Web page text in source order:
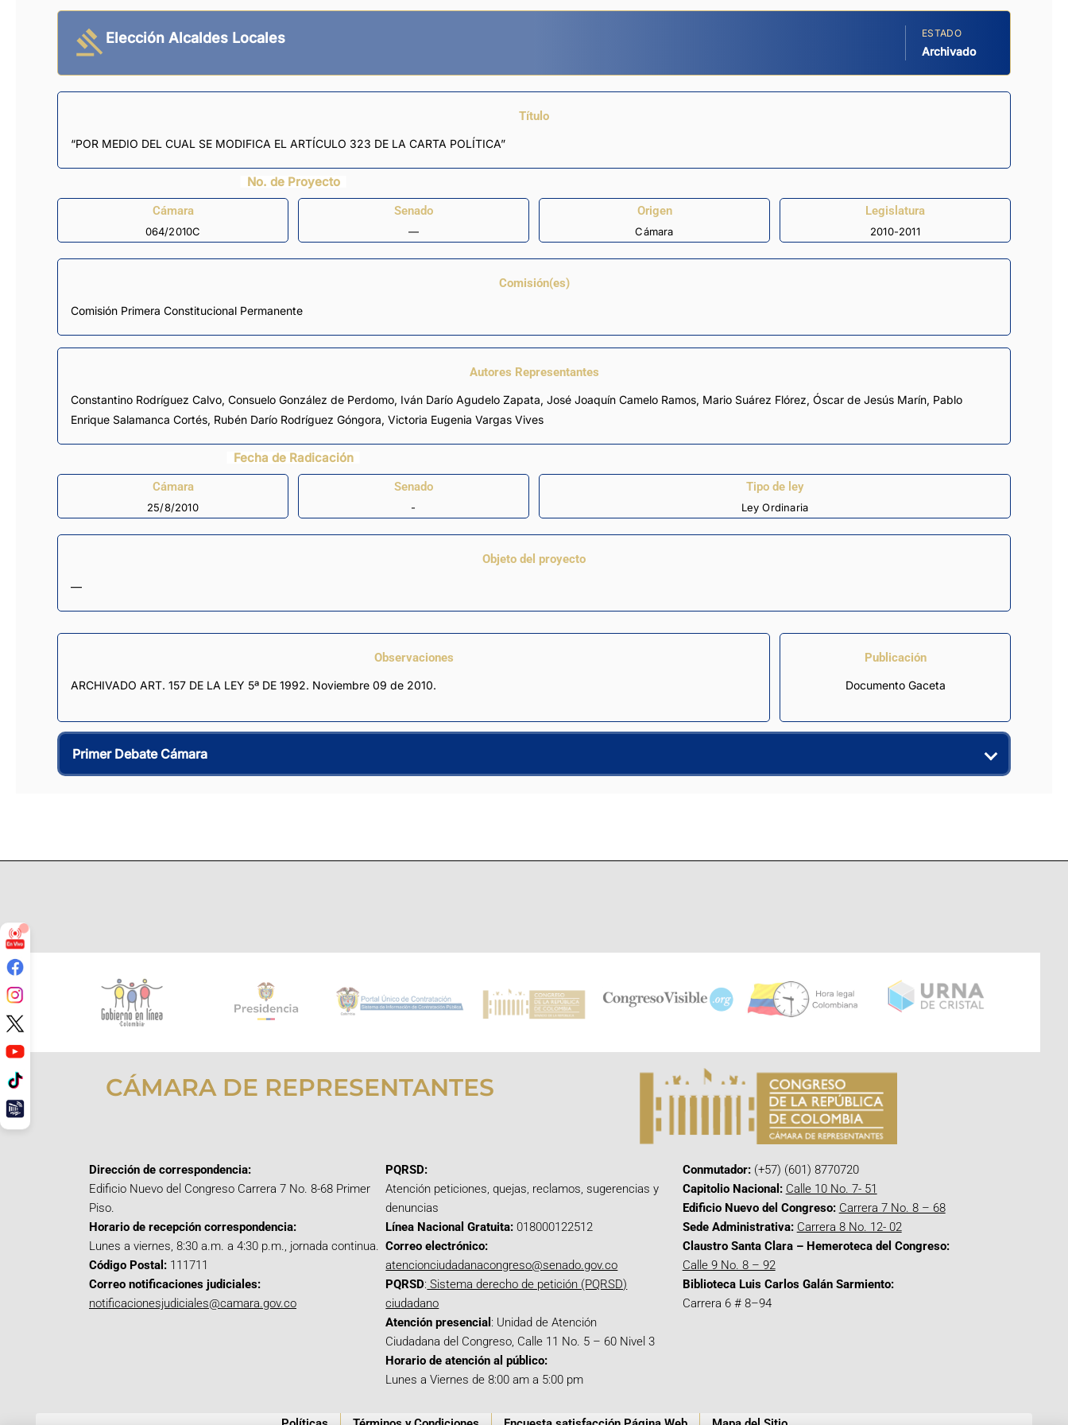
Elección Alcaldes Locales ESTADO
Archivado
Título
“POR MEDIO DEL CUAL SE MODIFICA EL ARTÍCULO 323 DE LA CARTA POLÍTICA”
No. de Proyecto
Cámara
064/2010C
Senado
—
Origen
Cámara
Legislatura
2010-2011
Comisión(es)
Comisión Primera Constitucional Permanente
Autores Representantes
Constantino Rodríguez Calvo, Consuelo González de Perdomo, Iván Darío Agudelo Zapata, José Joaquín Camelo Ramos, Mario Suárez Flórez, Óscar de Jesús Marín, Pablo
Enrique Salamanca Cortés, Rubén Darío Rodríguez Góngora, Victoria Eugenia Vargas Vives
Fecha de Radicación
Cámara
25/8/2010
Senado
-
Tipo de ley
Ley Ordinaria
Objeto del proyecto
—
Observaciones
ARCHIVADO ART. 157 DE LA LEY 5ª DE 1992. Noviembre 09 de 2010.
Publicación
Documento Gaceta
Primer Debate Cámara
CÁMARA DE REPRESENTANTES
Dirección de correspondencia:
Edificio Nuevo del Congreso Carrera 7 No. 8-68 Primer
Piso.
Horario de recepción correspondencia:
Lunes a viernes, 8:30 a.m. a 4:30 p.m., jornada continua.
Código Postal: 111711
Correo notificaciones judiciales:
notificacionesjudiciales@camara.gov.co
PQRSD:
Atención peticiones, quejas, reclamos, sugerencias y
denuncias
Línea Nacional Gratuita: 018000122512
Correo electrónico:
atencionciudadanacongreso@senado.gov.co
PQRSD: Sistema derecho de petición (PQRSD)
ciudadano
Atención presencial : Unidad de Atención
Ciudadana del Congreso, Calle 11 No. 5 – 60 Nivel 3
Horario de atención al público:
Lunes a Viernes de 8:00 am a 5:00 pm
Conmutador:(+57) (601) 8770720
Capitolio Nacional: Calle 10 No. 7- 51
Edificio Nuevo del Congreso: Carrera 7 No. 8 – 68
Sede Administrativa: Carrera 8 No. 12- 02
Claustro Santa Clara – Hemeroteca del Congreso:
Calle 9 No. 8 – 92
Biblioteca Luis Carlos Galán Sarmiento:
Carrera 6 # 8–94